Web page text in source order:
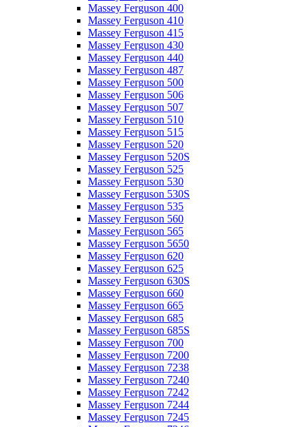
Massey Ferguson 400
Massey Ferguson 410
Massey Ferguson 415
Massey Ferguson 430
Massey Ferguson 440
Massey Ferguson 487
Massey Ferguson 500
Massey Ferguson 506
Massey Ferguson 507
Massey Ferguson 510
Massey Ferguson 515
Massey Ferguson 520
Massey Ferguson 520S
Massey Ferguson 525
Massey Ferguson 530
Massey Ferguson 530S
Massey Ferguson 535
Massey Ferguson 560
Massey Ferguson 565
Massey Ferguson 5650
Massey Ferguson 620
Massey Ferguson 625
Massey Ferguson 630S
Massey Ferguson 660
Massey Ferguson 665
Massey Ferguson 685
Massey Ferguson 685S
Massey Ferguson 700
Massey Ferguson 7200
Massey Ferguson 7238
Massey Ferguson 7240
Massey Ferguson 7242
Massey Ferguson 7244
Massey Ferguson 7245